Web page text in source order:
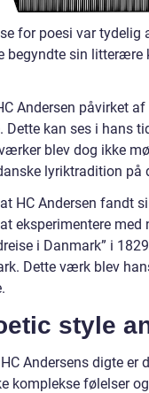
for poesi var
begyndte sin
Andersen påvirket
kan ses i hans
blev dog ikke
lyriktradition på
HC Andersen fandt
eksperimentere
i Danmark” i
Dette værk blev
style
Andersens digte
komplekse følelser